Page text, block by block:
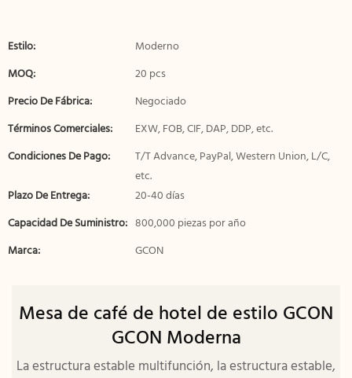
Estilo:
Moderno
MOQ:
20 pcs
Precio De Fábrica:
Negociado
Términos Comerciales:
EXW, FOB, CIF, DAP, DDP, etc.
Condiciones De Pago:
T/T Advance, PayPal, Western Union, L/C,
etc.
Plazo De Entrega:
20-40 días
Capacidad De Suministro: 800,000 piezas por año
Marca:
GCON
Mesa de café de hotel de estilo GCON
GCON Moderna
La estructura estable multifunción, la estructura estable,